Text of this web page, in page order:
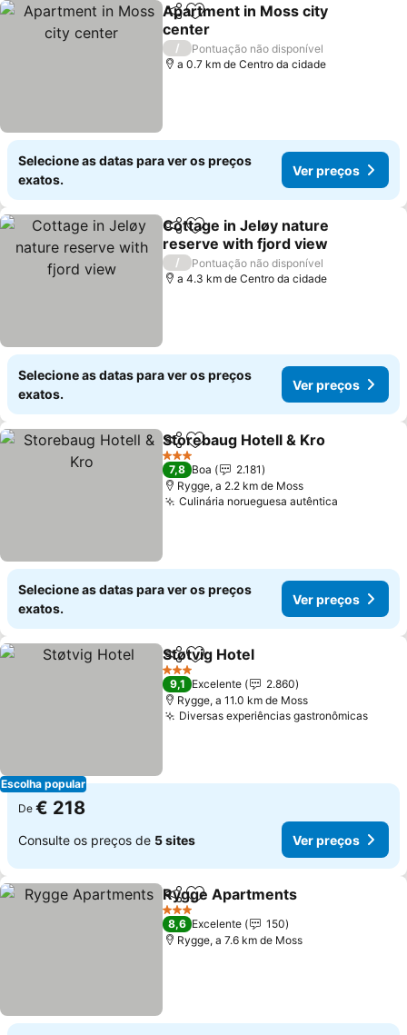
PartilharAdicionar aos favoritos
Apartment in Moss city
center
Ver preços
/
Pontuação não disponível
a 0.7 km de Centro da cidade
Selecione as datas para ver os preços
exatos.
Ver preços
PartilharAdicionar aos favoritos
Cottage in Jeløy nature
reserve with fjord view
Ver preços
/
Pontuação não disponível
a 4.3 km de Centro da cidade
Selecione as datas para ver os preços
exatos.
Ver preços
PartilharAdicionar aos favoritos
Storebaug Hotell & Kro
3 Estrelas
7,8 Boa
2.181
Rygge, a 2.2 km de Moss
Culinária norueguesa autêntica
Selecione as datas para ver os preços
exatos.
Ver preços
Escolha popular
PartilharAdicionar aos favoritos
Støtvig Hotel
3 Estrelas
9,1 Excelente
2.860
Rygge, a 11.0 km de Moss
Diversas experiências gastronômicasVer
De € 218
Consulte os preços de 5 sites Ver preços
PartilharAdicionar aos favoritos
Rygge Apartments
3 Estrelas
8,6 Excelente
150
Rygge, a 7.6 km de Moss